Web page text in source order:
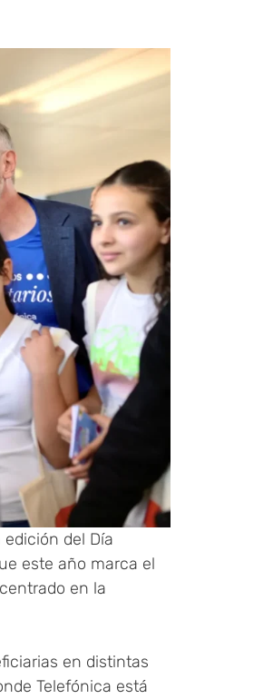
del Día
este año marca el
en la
en distintas
Telefónica está